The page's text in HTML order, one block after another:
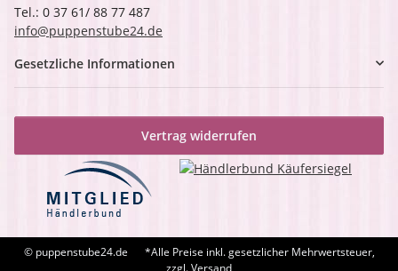
Tel.: 0 37 61/ 88 77 487
info@puppenstube24.de
Gesetzliche Informationen
Vertrag widerrufen
© puppenstube24.de
*Alle Preise inkl. gesetzlicher Mehrwertsteuer,
zzgl. Versand